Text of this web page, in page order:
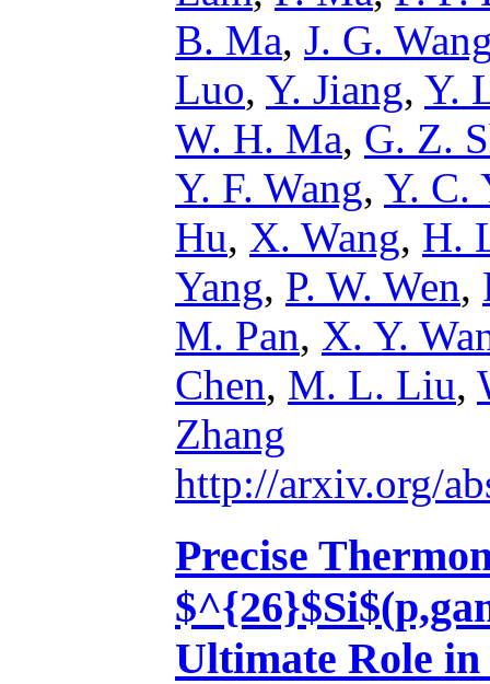
B. Ma, J. G.
Luo, Y. Jiang, Y.
W. H. Ma, G. Z.
Y. F. Wang, Y. C.
Hu, X. Wang, H.
Yang, P. W. Wen,
M. Pan, X. Y.
Chen, M. L. Liu,
Zhang
http://arxiv.org/
Precise
Ultimate Role